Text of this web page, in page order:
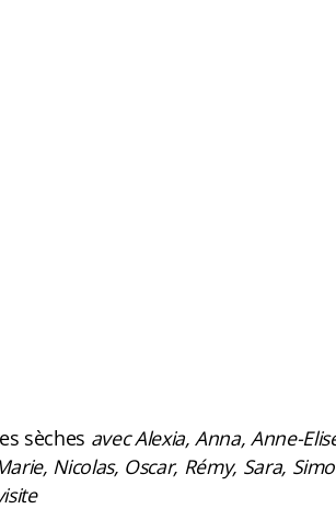
sèches avec Alexia, Anna, Anne-
Nicolas, Oscar, Rémy, Sara,